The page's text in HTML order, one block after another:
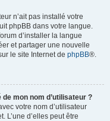
n’ait pas installé votre
phpBB dans votre langue.
d’installer la langue
et partager une nouvelle
le site Internet de phpBB®.
mon nom d’utilisateur ?
votre nom d’utilisateur
L’une d’elles peut être